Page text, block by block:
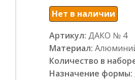
Нет в наличии
Артикул: ДАКО № 4
Материал:
Количество в
Назначение формы: